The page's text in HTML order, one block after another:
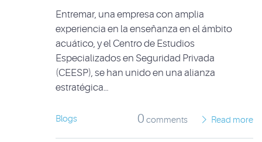
Entremar, una empresa con amplia
experiencia en la enseñanza en el ámbito
acuático, y el Centro de Estudios
Especializados en Seguridad Privada
(CEESP), se han unido en una alianza
estratégica…
Blogs 0 comments Read more